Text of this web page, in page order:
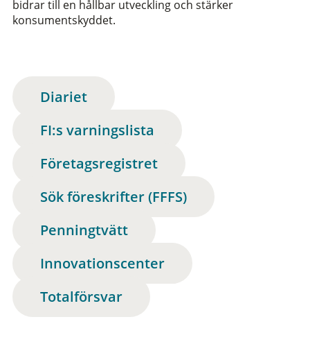
bidrar till en hållbar utveckling och stärker
konsumentskyddet.
Diariet
FI:s varningslista
Företagsregistret
Sök föreskrifter (FFFS)
Penningtvätt
Innovationscenter
Totalförsvar